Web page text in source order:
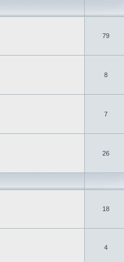
79
8
7
26
18
4